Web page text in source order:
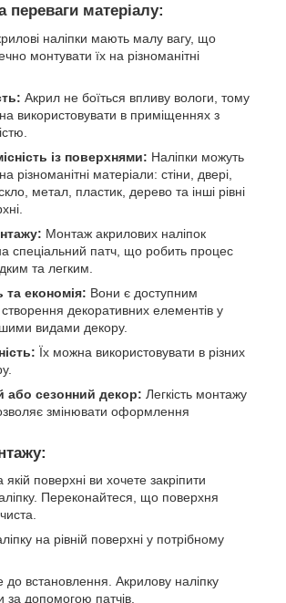
переваги матеріалу:
наліпки мають малу вагу, що
монтувати їх на різноманітні
Акрил не боїться впливу вологи, тому
використовувати в приміщеннях з
із поверхнями: Наліпки можуть
різноманітні матеріали: стіни, двері,
метал, пластик, дерево та інші рівні
Монтаж акрилових наліпок
спеціальний патч, що робить процес
та легким.
та економія: Вони є доступним
декоративних елементів у
видами декору.
Їх можна використовувати в різних
або сезонний декор: Легкість монтажу
змінювати оформлення
поверхні ви хочете закріпити
Переконайтеся, що поверхня
на рівній поверхні у потрібному
до встановлення. Акрилову наліпку
за допомогою патчів.